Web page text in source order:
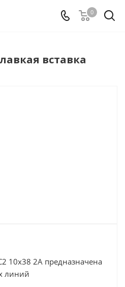
0
вставка
10х38 2А предназначена
линий